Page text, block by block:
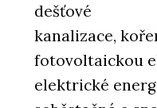
dešťové
kanalizace,
fotovoltaickou
elektrické